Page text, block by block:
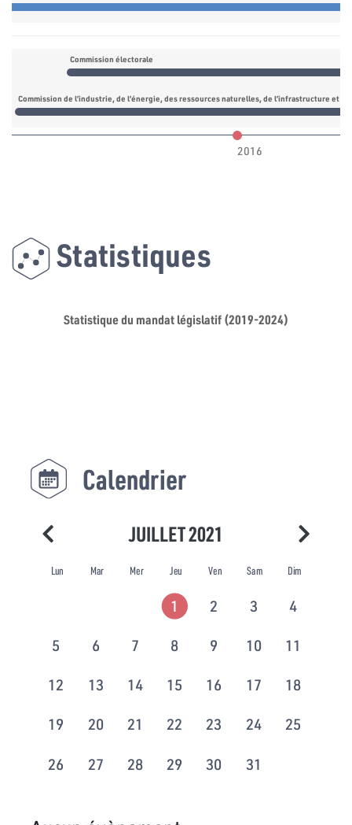
Commission électorale
Commission de l’industrie, de l’énergie, des ressources naturelles, de l’infrastructure et
2016
Statistiques
Statistique du mandat législatif (2019-2024)
Calendrier
JUILLET 2021
Lun Mar Mer Jeu Ven Sam Dim
1 2 3 4
5 6 7 8 9 10 11
12 13 14 15 16 17 18
19 20 21 22 23 24 25
26 27 28 29 30 31